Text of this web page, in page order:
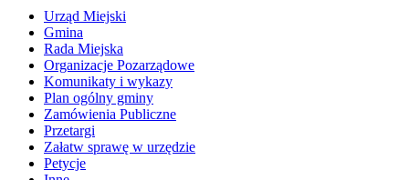
Urząd Miejski
Gmina
Rada Miejska
Organizacje Pozarządowe
Komunikaty i wykazy
Plan ogólny gminy
Zamówienia Publiczne
Przetargi
Załatw sprawę w urzędzie
Petycje